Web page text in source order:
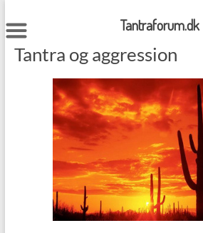
to
content
Tantra og aggression
Tantraforum.dk